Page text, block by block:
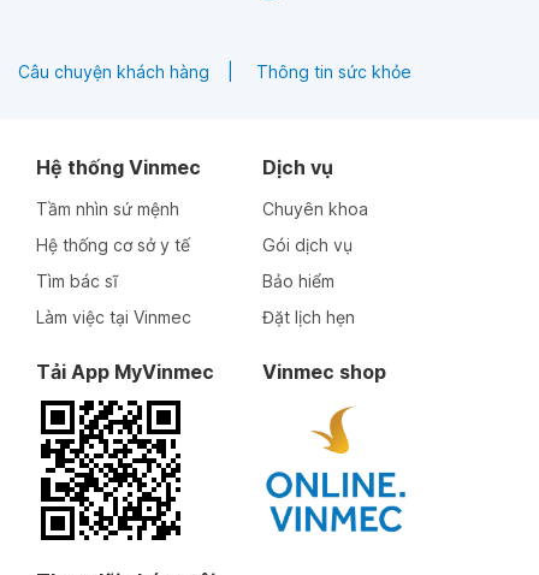
Câu chuyện khách hàng Thông tin sức khỏe
Hệ thống Vinmec
Tầm nhìn sứ mệnh
Hệ thống cơ sở y tế
Tìm bác sĩ
Làm việc tại Vinmec
Dịch vụ
Chuyên khoa
Gói dịch vụ
Bảo hiểm
Đặt lịch hẹn
Tải App MyVinmec Vinmec shop